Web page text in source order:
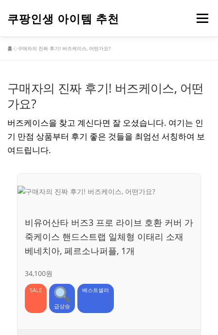
로
쿠팡인생 아이템 추천 메뉴
컴퓨터 기타
홈 »구매자의 진짜 후기! 버즈케이스, 어떤가요?
구매자의 진짜 후기! 버즈케이스, 어떤
가요?
버즈케이스을 찾고 계신다면 잘 오셨습니다. 여기는 인
기 만점 상품부터 후기 좋은 것들을 최엄선 서칭하여 보
여드립니다.
비유어산타 버즈3 프로 라이브 호환 커버 가
죽케이스 핸드스트랩 일체형 이태리 소재
베네치아, 페르소나퍼플, 1개
34,100원
SALE
급상승
베스트셀러